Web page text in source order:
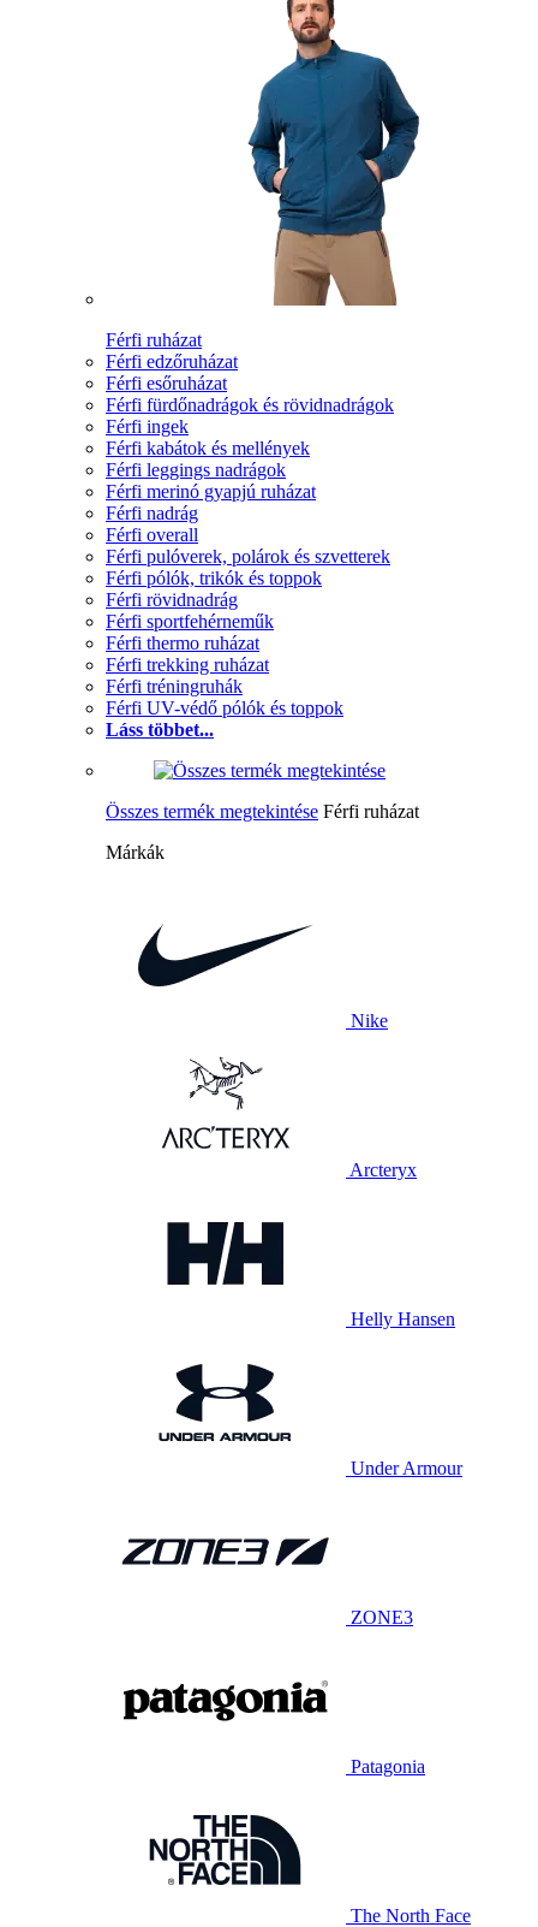
Férfi ruházat
Férfi edzőruházat
Férfi esőruházat
Férfi fürdőnadrágok és rövidnadrágok
Férfi ingek
Férfi kabátok és mellények
Férfi leggings nadrágok
Férfi merinó gyapjú ruházat
Férfi nadrág
Férfi overall
Férfi pulóverek, polárok és szvetterek
Férfi pólók, trikók és toppok
Férfi rövidnadrág
Férfi sportfehérneműk
Férfi thermo ruházat
Férfi trekking ruházat
Férfi tréningruhák
Férfi UV-védő pólók és toppok
Láss többet...
Összes termék megtekintése Férfi ruházat
Márkák
Nike
Arcteryx
Helly Hansen
Under Armour
ZONE3
Patagonia
The North Face